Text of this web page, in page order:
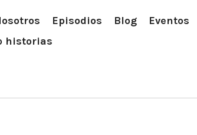
Episodios Blog Eventos
historias